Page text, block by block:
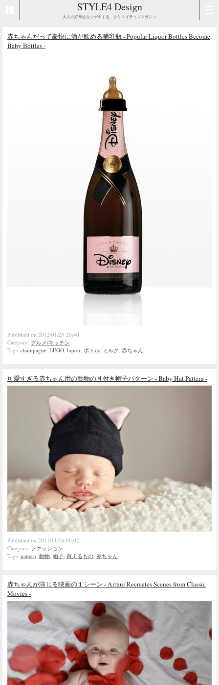
STYLE4 Design
大人の好奇心をシゲキする、クリエイティブマガジン
赤ちゃんだって豪快に酒が飲める哺乳瓶 - Popular Liquor Bottles Become
Baby Bottles -
Published on 2012/01/29 20:40.
Category: グルメ/キッチン
Tags: champagne, LEGO, liquor, ボトル, ミルク, 赤ちゃん
可愛すぎる赤ちゃん用の動物の耳付き帽子パターン - Baby Hat Pattern -
Published on 2011/11/16 00:02.
Category: ファッション
Tags: pattern, 動物, 帽子, 買えるもの, 赤ちゃん
赤ちゃんが演じる映画の１シーン - Arthur Recreates Scenes from Classic
Movies -